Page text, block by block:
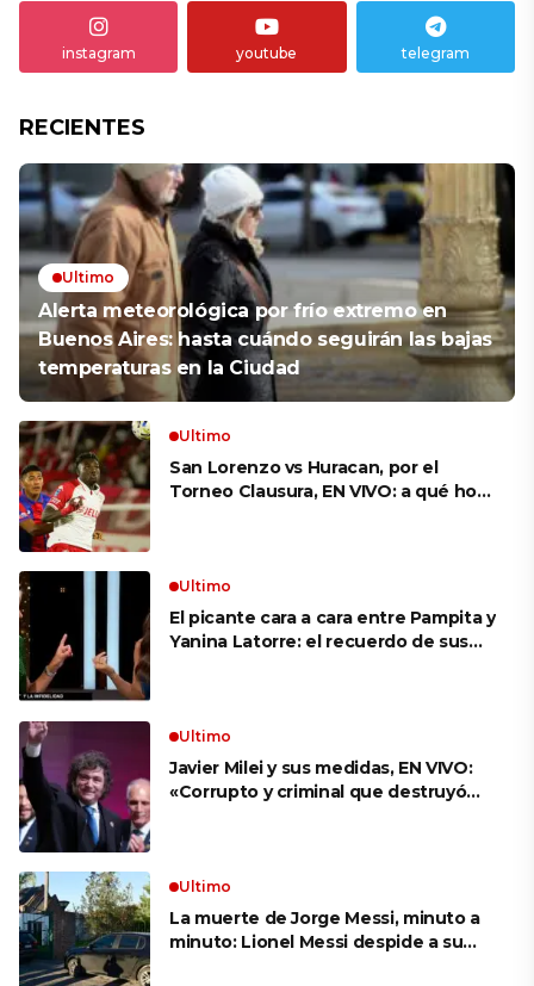
instagram youtube telegram
RECIENTES
Ultimo
Alerta meteorológica por frío extremo en
Buenos Aires: hasta cuándo seguirán las bajas
temperaturas en la Ciudad
Ultimo
San Lorenzo vs Huracan, por el
Torneo Clausura, EN VIVO: a qué hora
Ultimo
El picante cara a cara entre Pampita y
Yanina Latorre: el recuerdo de sus
Ultimo
Javier Milei y sus medidas, EN VIVO:
«Corrupto y criminal que destruyó
Ultimo
La muerte de Jorge Messi, minuto a
minuto: Lionel Messi despide a su